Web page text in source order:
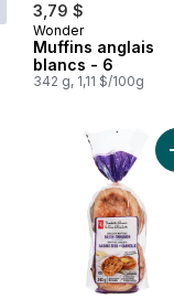
3,79 $
Sponsorisé
Wonder
Muffins anglais
blancs - 6
342 g, 1,11 $/100g